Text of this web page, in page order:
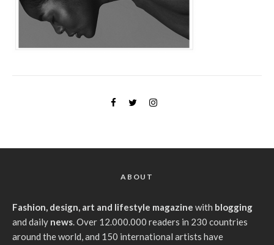
ABOUT
Fashion, design, art and lifestyle magazine with blogging
and daily news. Over 12.000.000 readers in 230 countries
around the world, and 150 international artists have